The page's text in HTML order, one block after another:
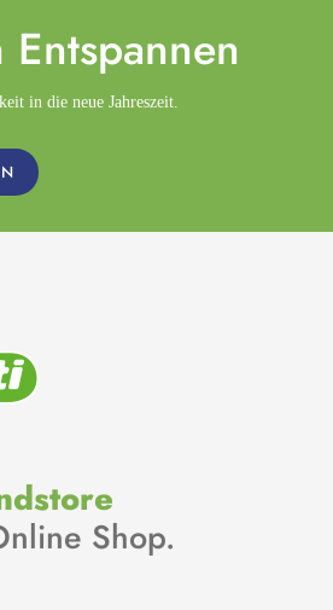
Entspannen
in die neue Jahreszeit.
Shop.